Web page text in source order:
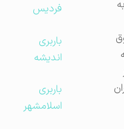
فردیس
باربری
اندیشه
باربری
اسلامشهر